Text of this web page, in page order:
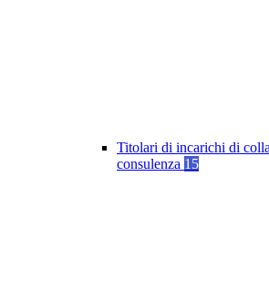
Titolari di incarichi di
consulenza 15